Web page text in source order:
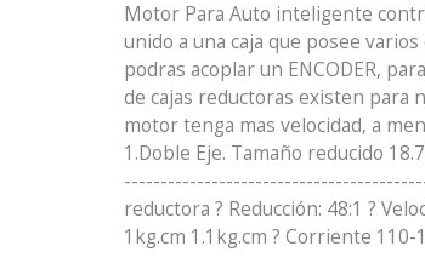
Motor Para Auto inteligente
unido a una caja que posee
podras acoplar un ENCODER,
de cajas reductoras existen para
motor tenga mas velocidad, a
1.Doble Eje. Tamaño reducido
reductora ? Reducción: 48:1 ?
1kg.cm 1.1kg.cm ? Corriente